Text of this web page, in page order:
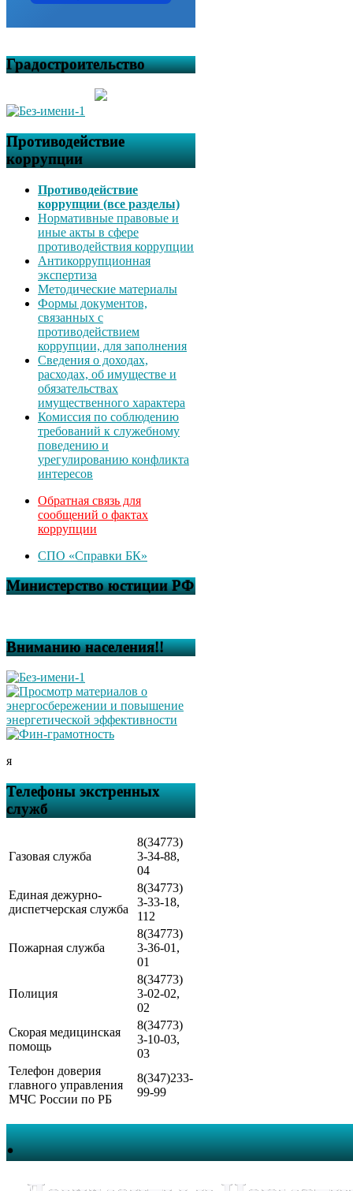
Градостроительство
Противодействие
коррупции
Противодействие
коррупции (все разделы)
Нормативные правовые и
иные акты в сфере
противодействия коррупции
Антикоррупционная
экспертиза
Методические материалы
Формы документов,
связанных с
противодействием
коррупции, для заполнения
Сведения о доходах,
расходах, об имуществе и
обязательствах
имущественного характера
Комиссия по соблюдению
требований к служебному
поведению и
урегулированию конфликта
интересов
Обратная связь для
сообщений о фактах
коррупции
СПО «Справки БК»
Министерство юстиции РФ
Вниманию населения!!
я
Телефоны экстренных
служб
Газовая служба
8(34773)
3-34-88,
04
Единая дежурно-
диспетчерская служба
8(34773)
3-33-18,
112
Пожарная служба
8(34773)
3-36-01,
01
Полиция
8(34773)
3-02-02,
02
Скорая медицинская
помощь
8(34773)
3-10-03,
03
Телефон доверия
главного управления
МЧС России по РБ
8(347)233-
99-99
.